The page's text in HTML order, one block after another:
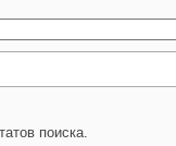
поиска.